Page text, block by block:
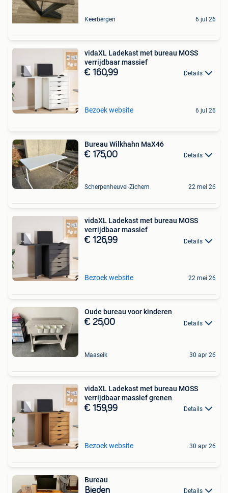
Keerbergen 6 jul 26
vidaXL Ladekast met bureau MOSS
verrijdbaar massief
€ 160,99 Details
Bezoek website 6 jul 26
Bureau Wilkhahn MaX46
€ 175,00 Details
Scherpenheuvel-Zichem 22 mei 26
vidaXL Ladekast met bureau MOSS
verrijdbaar massief
€ 126,99 Details
Bezoek website 22 mei 26
Oude bureau voor kinderen
€ 25,00 Details
Maaseik 30 apr 26
vidaXL Ladekast met bureau MOSS
verrijdbaar massief grenen
€ 159,99 Details
Bezoek website 30 apr 26
Bureau
Bieden Details